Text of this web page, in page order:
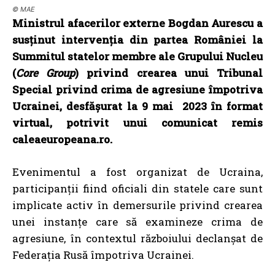
© MAE
Ministrul afacerilor externe Bogdan Aurescu a
susținut intervenția din partea României la
Summitul statelor membre ale Grupului Nucleu
(Core Group) privind crearea unui Tribunal
Special privind crima de agresiune împotriva
Ucrainei, desfășurat la 9 mai 2023 în format
virtual, potrivit unui comunicat remis
caleaeuropeana.ro.
Evenimentul a fost organizat de Ucraina,
participanții fiind oficiali din statele care sunt
implicate activ în demersurile privind crearea
unei instanțe care să examineze crima de
agresiune, în contextul războiului declanșat de
Federația Rusă împotriva Ucrainei.